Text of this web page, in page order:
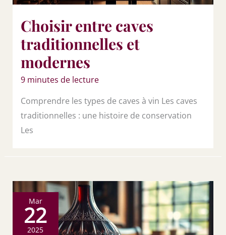
Choisir entre caves
traditionnelles et
modernes
9 minutes de lecture
Comprendre les types de caves à vin Les caves
traditionnelles : une histoire de conservation
Les
Mar
22
2025